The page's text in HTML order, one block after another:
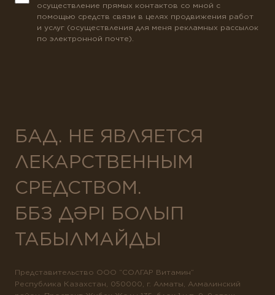
осуществление прямых контактов со мной с
помощью средств связи в целях продвижения работ
и услуг (осуществления для меня рекламных рассылок
по электронной почте).
БАД. НЕ ЯВЛЯЕТСЯ
ЛЕКАРСТВЕННЫМ
СРЕДСТВОМ.
ББЗ ДӘРІ БОЛЫП
ТАБЫЛМАЙДЫ
Представительство ООО “СОЛГАР Витамин”
Республика Казахстан, 050000, г. Алматы, Алмалинский